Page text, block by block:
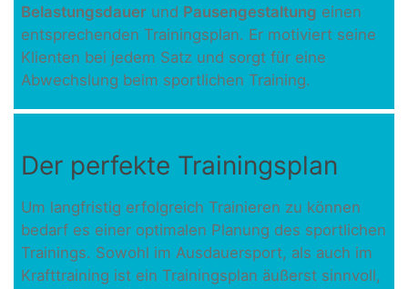
Belastungsdauer und Pausengestaltung einen
entsprechenden Trainingsplan. Er motiviert seine
Klienten bei jedem Satz und sorgt für eine
Abwechslung beim sportlichen Training.
Der perfekte Trainingsplan
Um langfristig erfolgreich Trainieren zu können
bedarf es einer optimalen Planung des sportlichen
Trainings. Sowohl im Ausdauersport, als auch im
Krafttraining ist ein Trainingsplan äußerst sinnvoll,